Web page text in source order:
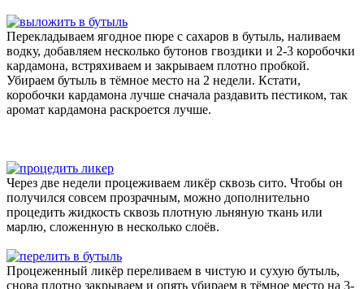
Перекладываем ягодное пюре с сахаров в бутыль, наливаем
водку, добавляем несколько бутонов гвоздики и 2-3 коробочки
кардамона, встряхиваем и закрываем плотно пробкой.
Убираем бутыль в тёмное место на 2 недели. Кстати,
коробочки кардамона лучше сначала раздавить пестиком, так
аромат кардамона раскроется лучше.
Через две недели процеживаем ликёр сквозь сито. Чтобы он
получился совсем прозрачным, можно дополнительно
процедить жидкость сквозь плотную льняную ткань или
марлю, сложенную в несколько слоёв.
Процеженный ликёр переливаем в чистую и сухую бутыль,
снова плотно закрываем и опять убираем в тёмное место на 3-